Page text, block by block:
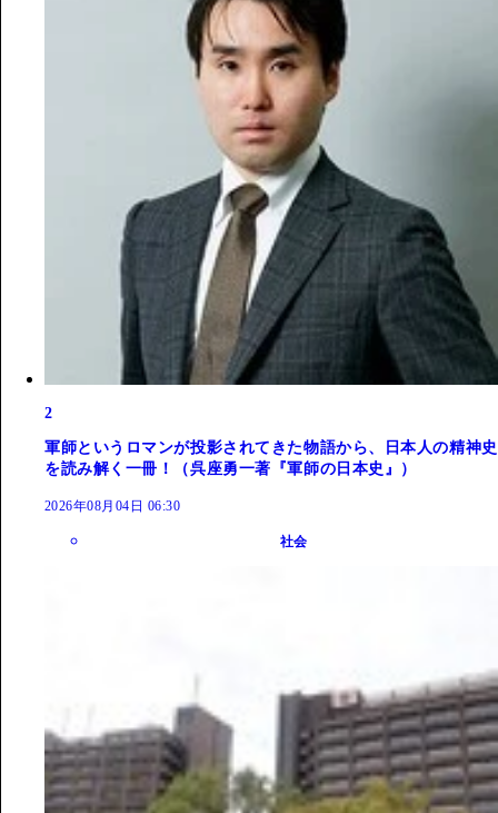
2
軍師というロマンが投影されてきた物語から、日本人の精神史
を読み解く一冊！（呉座勇一著『軍師の日本史』）
2026年08月04日 06:30
社会